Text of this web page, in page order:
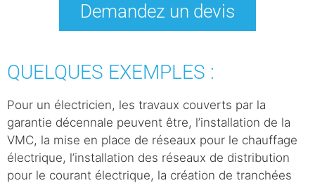
Demandez un devis
QUELQUES EXEMPLES :
Pour un électricien, les travaux couverts par la
garantie décennale peuvent être, l’installation de la
VMC, la mise en place de réseaux pour le chauffage
électrique, l’installation des réseaux de distribution
pour le courant électrique, la création de tranchées